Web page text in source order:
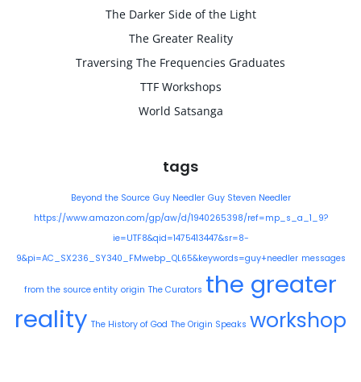
The Darker Side of the Light
The Greater Reality
Traversing The Frequencies Graduates
TTF Workshops
World Satsanga
tags
Beyond the Source Guy Needler Guy Steven Needler
https://www.amazon.com/gp/aw/d/1940265398/ref=mp_s_a_1_9?
ie=UTF8&qid=1475413447&sr=8-
9&pi=AC_SX236_SY340_FMwebp_QL65&keywords=guy+needler messages
from the source entity origin The Curators the greater
reality The History of God The Origin Speaks workshop